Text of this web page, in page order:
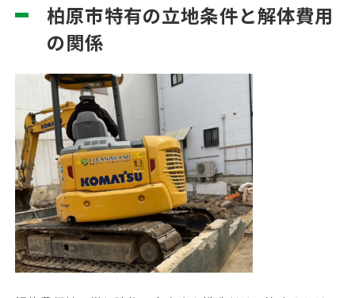
柏原市特有の立地条件と解体費用
の関係